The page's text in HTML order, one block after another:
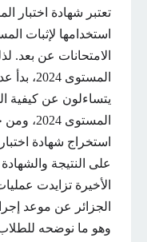
تعتبر شهادة اختبار
استخدامها لإثبات
الامتحانات عن بعد.
المستوى
يتساءلون عن كيفية
المستوى
على النتيجة
الأخيرة تزايدت
الجزائر عن موعد
وهو ما نوضحه